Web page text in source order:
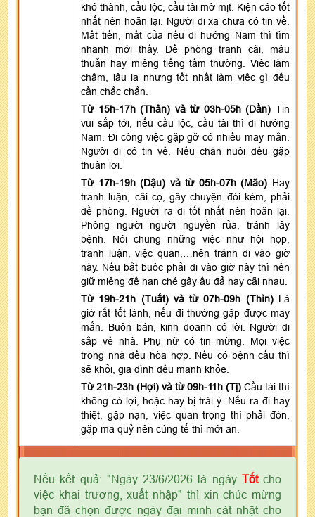
khó thành, cầu lộc, cầu tài mờ mịt. Kiện cáo tốt
nhất nên hoãn lại. Người đi xa chưa có tin về.
Mất tiền, mất của nếu đi hướng Nam thì tìm
nhanh mới thấy. Đề phòng tranh cãi, mâu
thuẫn hay miệng tiếng tầm thường. Việc làm
chậm, lâu la nhưng tốt nhất làm việc gì đều
cần chắc chắn.
Từ 15h-17h (Thân) và từ 03h-05h (Dần) Tin
vui sắp tới, nếu cầu lộc, cầu tài thì đi hướng
Nam. Đi công việc gặp gỡ có nhiều may mắn.
Người đi có tin về. Nếu chăn nuôi đều gặp
thuận lợi.
Từ 17h-19h (Dậu) và từ 05h-07h (Mão) Hay
tranh luận, cãi cọ, gây chuyện đói kém, phải
đề phòng. Người ra đi tốt nhất nên hoãn lại.
Phòng người người nguyền rủa, tránh lây
bệnh. Nói chung những việc như hội họp,
tranh luận, việc quan,…nên tránh đi vào giờ
này. Nếu bắt buộc phải đi vào giờ này thì nên
giữ miệng để hạn ché gây ẩu đả hay cãi nhau.
Từ 19h-21h (Tuất) và từ 07h-09h (Thìn) Là
giờ rất tốt lành, nếu đi thường gặp được may
mắn. Buôn bán, kinh doanh có lời. Người đi
sắp về nhà. Phụ nữ có tin mừng. Mọi việc
trong nhà đều hòa hợp. Nếu có bệnh cầu thì
sẽ khỏi, gia đình đều mạnh khỏe.
Từ 21h-23h (Hợi) và từ 09h-11h (Tị) Cầu tài thì
không có lợi, hoặc hay bị trái ý. Nếu ra đi hay
thiệt, gặp nạn, việc quan trọng thì phải đòn,
gặp ma quỷ nên cúng tế thì mới an.
Nếu kết quả: "Ngày 23/6/2026 là ngày Tốtcho
việc khai trương, xuất nhập" thì xin chúc mừng
bạn đã chọn được ngày đại minh cát nhật cho